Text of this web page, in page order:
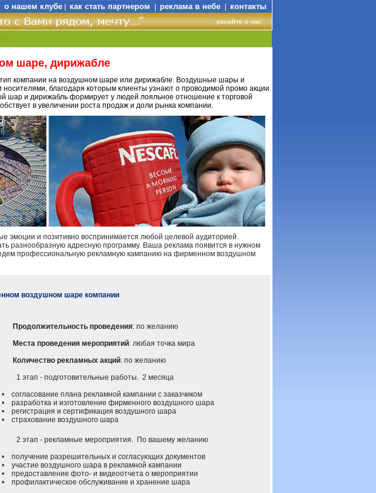
о нашем клубе как стать партнером реклама в небе контакты
шаре, дирижабле
компании на воздушном шаре или дирижабле. Воздушные шары и
благодаря которым клиенты узнают о проводимой промо акции
шар и дирижабль формирует у людей лояльное отношение к торговой
в увеличении роста продаж и доли рынка компании.
эмоции и позитивно воспринимается любой целевой аудиторией.
разнообразную адресную программу. Ваша реклама появится в нужном
профессиональную рекламную кампанию на фирменном воздушном
воздушном шаре компании
Продолжительность проведения: по желанию
Места проведения мероприятий: любая точка мира
Количество рекламных акций: по желанию
этап - подготовительные работы. 2 месяца
согласование плана рекламной кампании с заказчиком
разработка и изготовление фирменного воздушного шара
регистрация и сертификация воздушного шара
страхование воздушного шара
этап - рекламные мероприятия. По вашему желанию
получение разрешительных и согласующих документов
участие воздушного шара в рекламной кампании
предоставление фото- и видеоотчета о мероприятии
профилактическое обслуживание и хранение шара